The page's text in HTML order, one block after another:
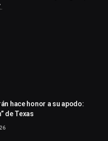
hace honor a su apodo:
de Texas